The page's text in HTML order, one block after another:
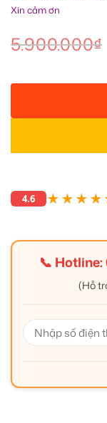
Xin cảm ơn
5.900.000₫
4.6
📞 Hotline:
(Hỗ